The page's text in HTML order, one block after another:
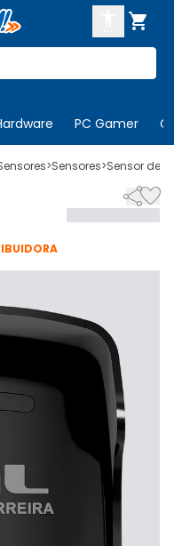

PC Gamer
>Sensores>Sensor de
